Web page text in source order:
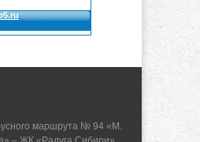
маршрута № 94 «М.